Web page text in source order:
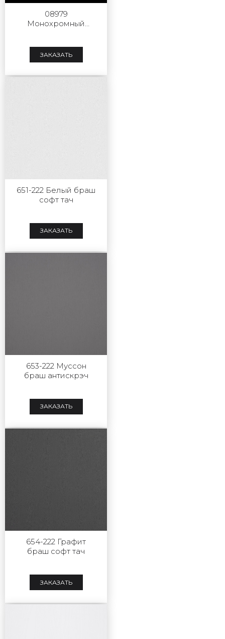
08979
Монохромный
ЗАКАЗАТЬ
651-222 Белый браш
софт тач
ЗАКАЗАТЬ
653-222 Муссон
браш антискрэч
ЗАКАЗАТЬ
654-222 Графит
браш софт тач
ЗАКАЗАТЬ